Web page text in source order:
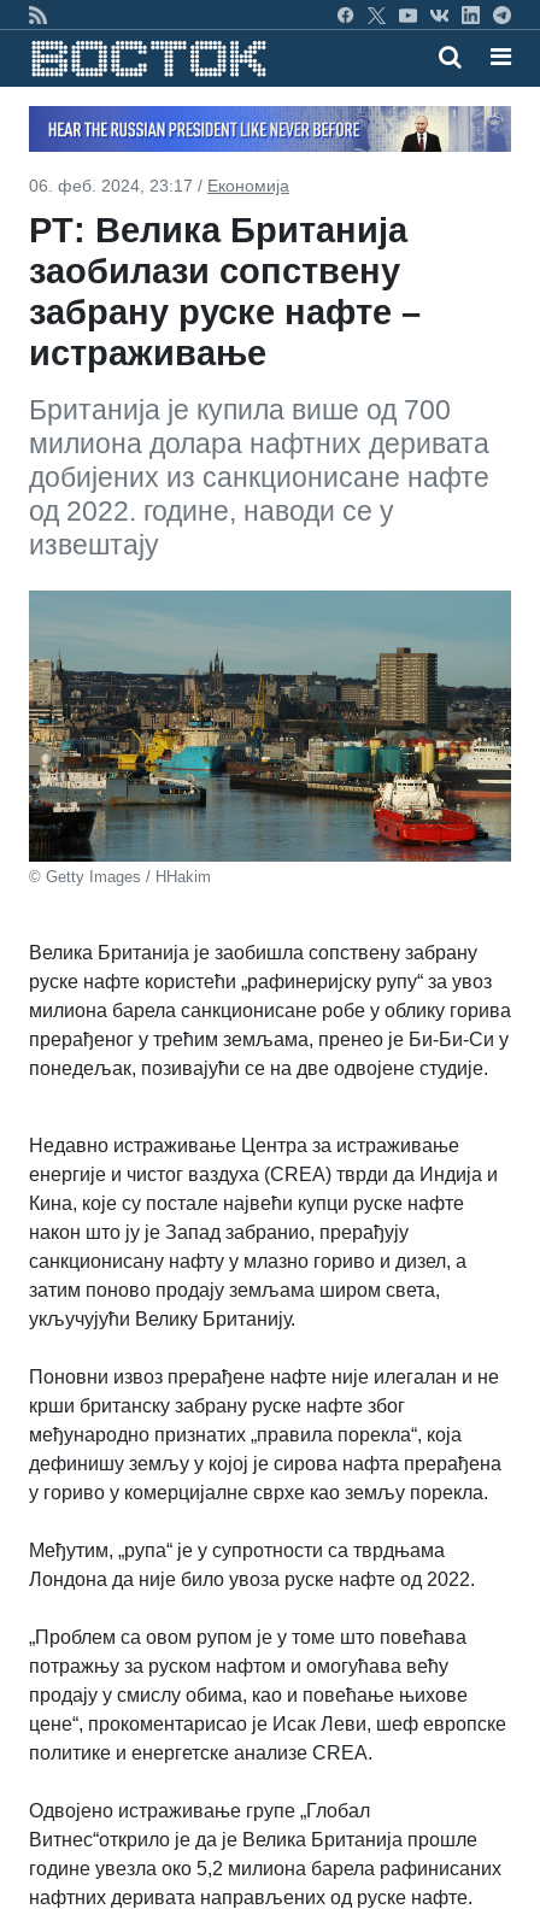
06. феб. 2024, 23:17 / Економија
РТ: Велика Британија
заобилази сопствену
забрану руске нафте –
истраживање
Британија је купила више од 700
милиона долара нафтних деривата
добијених из санкционисане нафте
од 2022. године, наводи се у
извештају
© Getty Images / HHakim
Велика Британија је заобишла сопствену забрану
руске нафте користећи „рафинеријску рупу“ за увоз
милиона барела санкционисане робе у облику горива
прерађеног у трећим земљама, пренео је Би-Би-Си у
понедељак, позивајући се на две одвојене студије.
Недавно истраживање Центра за истраживање
енергије и чистог ваздуха (CREA) тврди да Индија и
Кина, које су постале највећи купци руске нафте
након што ју је Запад забранио, прерађују
санкционисану нафту у млазно гориво и дизел, а
затим поново продају земљама широм света,
укључујући Велику Британију.
Поновни извоз прерађене нафте није илегалан и не
крши британску забрану руске нафте због
међународно признатих „правила порекла“, која
дефинишу земљу у којој је сирова нафта прерађена
у гориво у комерцијалне сврхе као земљу порекла.
Међутим, „рупа“ је у супротности са тврдњама
Лондона да није било увоза руске нафте од 2022.
„Проблем са овом рупом је у томе што повећава
потражњу за руском нафтом и омогућава већу
продају у смислу обима, као и повећање њихове
цене“, прокоментарисао је Исак Леви, шеф европске
политике и енергетске анализе CREA.
Одвојено истраживање групе „Глобал
Витнес“открило је да је Велика Британија прошле
године увезла око 5,2 милиона барела рафинисаних
нафтних деривата направљених од руске нафте.